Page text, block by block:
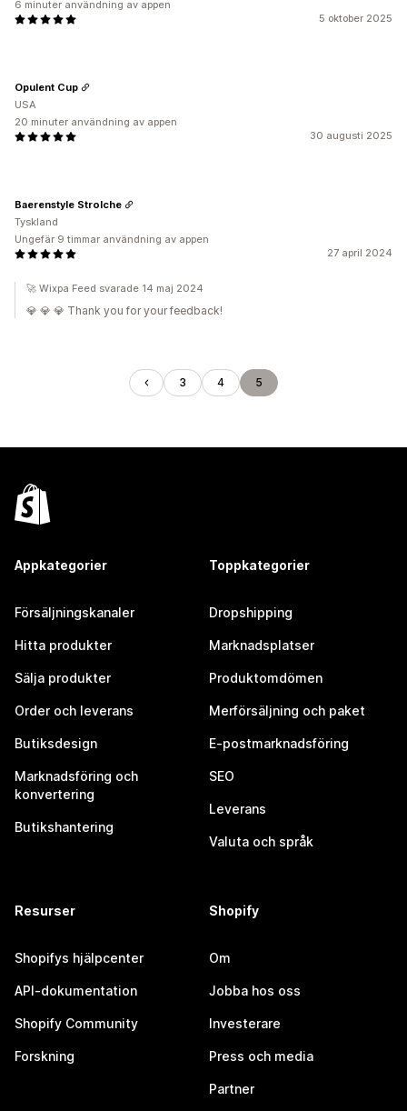
5 oktober 2025
6 minuter användning av appen
30 augusti 2025
Opulent Cup
USA
20 minuter användning av appen
27 april 2024
Baerenstyle Strolche
Tyskland
Ungefär 9 timmar användning av appen
🚀 Wixpa Feed svarade 14 maj 2024
💎 💎 💎 Thank you for your feedback!
3 4 5
Appkategorier
Försäljningskanaler
Hitta produkter
Sälja produkter
Order och leverans
Butiksdesign
Marknadsföring och
konvertering
Butikshantering
Toppkategorier
Dropshipping
Marknadsplatser
Produktomdömen
Merförsäljning och paket
E-postmarknadsföring
SEO
Leverans
Valuta och språk
Resurser
Shopifys hjälpcenter
API-dokumentation
Shopify Community
Forskning
Shopify
Om
Jobba hos oss
Investerare
Press och media
Partner